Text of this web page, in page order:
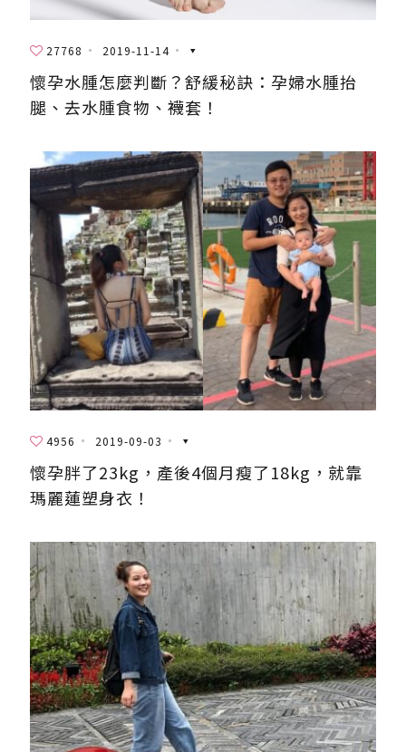
27768 2019-11-14
懷孕水腫怎麼判斷？舒緩秘訣：孕婦水腫抬
腿、去水腫食物、襪套！
4956 2019-09-03
懷孕胖了23kg，產後4個月瘦了18kg，就靠
瑪麗蓮塑身衣！